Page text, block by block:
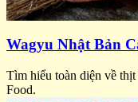
Wagyu Nhật Bản
Tìm hiểu toàn diện về
Food.